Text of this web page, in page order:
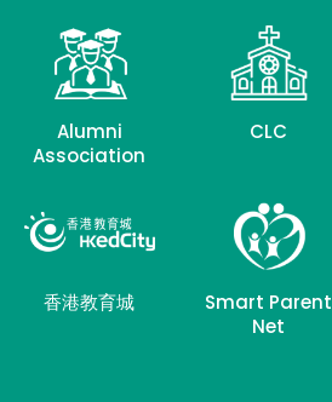
Alumni
Association
CLC
香港教育城
Smart Parent
Net